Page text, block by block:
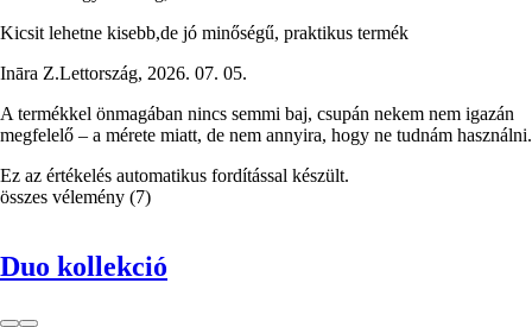
Kicsit lehetne kisebb,de jó minőségű, praktikus termék
Ināra Z.Lettország, 2026. 07. 05.
A termékkel önmagában nincs semmi baj, csupán nekem nem igazán
megfelelő – a mérete miatt, de nem annyira, hogy ne tudnám használni.
Ez az értékelés automatikus fordítással készült.
összes vélemény (7)
Duo kollekció